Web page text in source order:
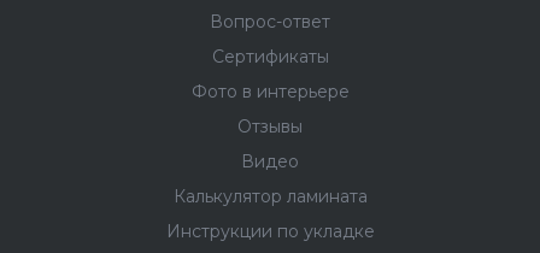
Вопрос-ответ
Сертификаты
Фото в интерьере
Отзывы
Видео
Калькулятор ламината
Инструкции по укладке